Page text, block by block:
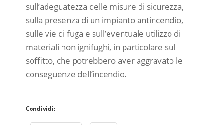
sull’adeguatezza delle misure di sicurezza,
sulla presenza di un impianto antincendio,
sulle vie di fuga e sull’eventuale utilizzo di
materiali non ignifughi, in particolare sul
soffitto, che potrebbero aver aggravato le
conseguenze dell’incendio.
Condividi: